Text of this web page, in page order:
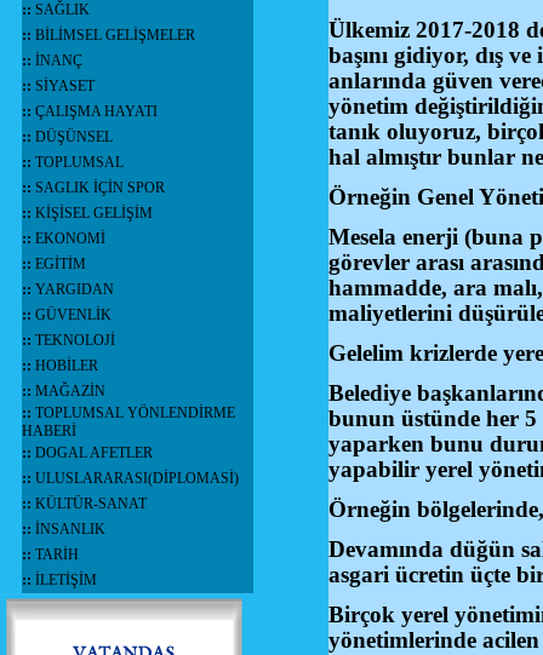
:: SAĞLIK
:: BİLİMSEL GELİŞMELER
:: İNANÇ
:: SİYASET
:: ÇALIŞMA HAYATI
:: DÜŞÜNSEL
:: TOPLUMSAL
:: SAGLIK İÇİN SPOR
:: KİŞİSEL GELİŞİM
:: EKONOMİ
:: EGİTİM
:: YARGIDAN
:: GÜVENLİK
:: TEKNOLOJİ
:: HOBİLER
:: MAĞAZİN
:: TOPLUMSAL YÖNLENDİRME
HABERİ
:: DOGAL AFETLER
:: ULUSLARARASI(DİPLOMASİ)
:: KÜLTÜR-SANAT
:: İNSANLIK
:: TARİH
:: İLETİŞİM
Ülkemiz 2017-2018
başını gidiyor, dış
anlarında güven
yönetim
tanık oluyoruz,
hal almıştır bunlar
Örneğin Genel
Mesela enerji (buna
görevler arası
hammadde, ara
maliyetlerini
Gelelim krizlerde
Belediye
bunun üstünde her
yaparken bunu
yapabilir yerel
Örneğin
Devamında düğün
asgari ücretin üçte
Birçok yerel
yönetimlerinde